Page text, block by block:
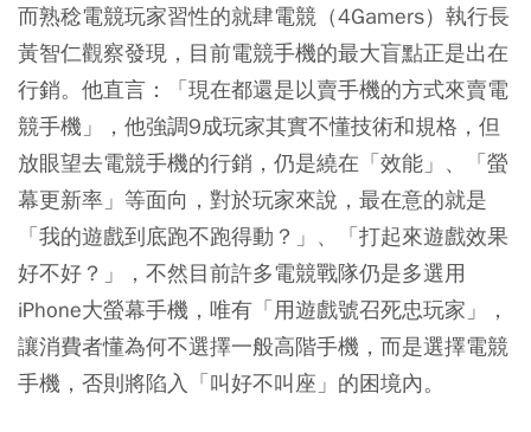
而熟稔電競玩家習性的就肆電競（4Gamers）執行長
黃智仁觀察發現，目前電競手機的最大盲點正是出在
行銷。他直言：「現在都還是以賣手機的方式來賣電
競手機」，他強調9成玩家其實不懂技術和規格，但
放眼望去電競手機的行銷，仍是繞在「效能」、「螢
幕更新率」等面向，對於玩家來說，最在意的就是
「我的遊戲到底跑不跑得動？」、「打起來遊戲效果
好不好？」，不然目前許多電競戰隊仍是多選用
iPhone大螢幕手機，唯有「用遊戲號召死忠玩家」，
讓消費者懂為何不選擇一般高階手機，而是選擇電競
手機，否則將陷入「叫好不叫座」的困境內。